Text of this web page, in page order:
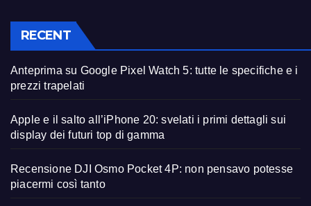
RECENT
Anteprima su Google Pixel Watch 5: tutte le specifiche e i
prezzi trapelati
Apple e il salto all’iPhone 20: svelati i primi dettagli sui
display dei futuri top di gamma
Recensione DJI Osmo Pocket 4P: non pensavo potesse
piacermi così tanto